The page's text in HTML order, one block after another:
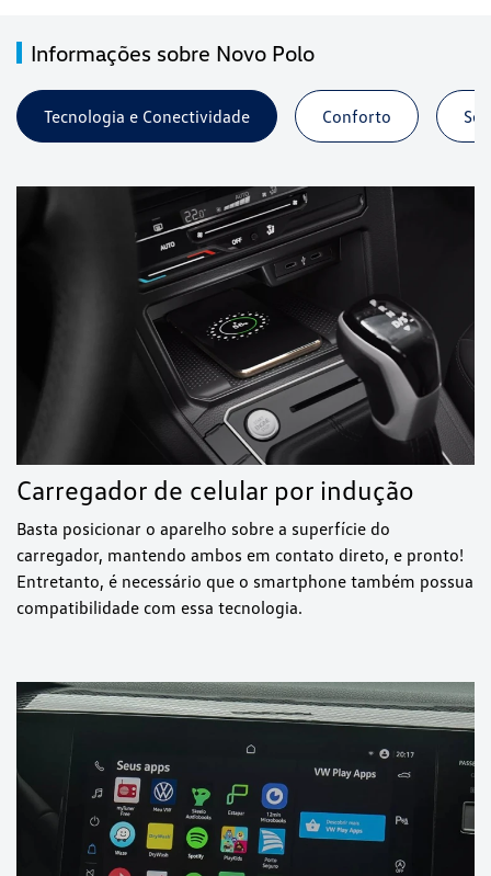
Informações sobre Novo Polo
Tecnologia e Conectividade Conforto
Carregador de celular por indução
Basta posicionar o aparelho sobre a superfície do
carregador, mantendo ambos em contato direto, e pronto!
Entretanto, é necessário que o smartphone também possua
compatibilidade com essa tecnologia.